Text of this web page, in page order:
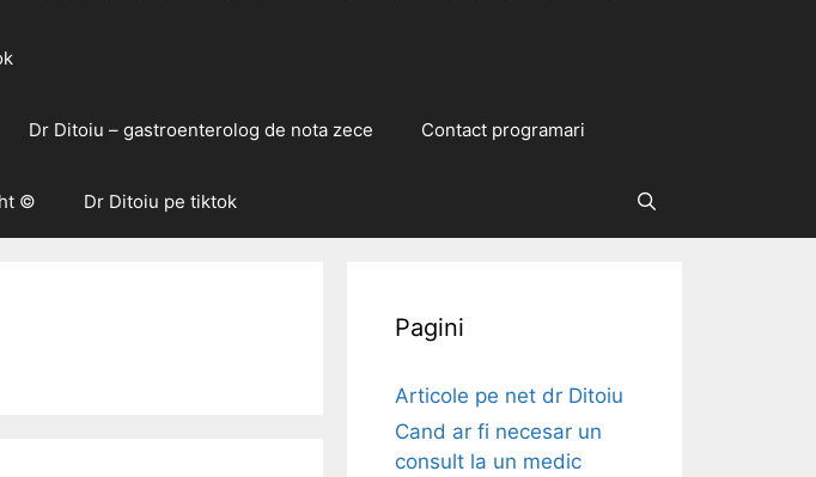
Dr Ditoiu – gastroenterolog de nota zece Contact programari
© Dr Ditoiu pe tiktok
Pagini
Articole pe net dr Ditoiu
Cand ar fi necesar un
consult la un medic